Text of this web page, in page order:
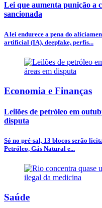
Lei que aumenta punição a
sancionada
A lei endurece a pena do
artificial (IA), deepfake, perfis...
Economia e Finanças
Leilões de petróleo em
disputa
Só no pré-sal, 13 blocos serão
Petróleo, Gás Natural e...
Saúde